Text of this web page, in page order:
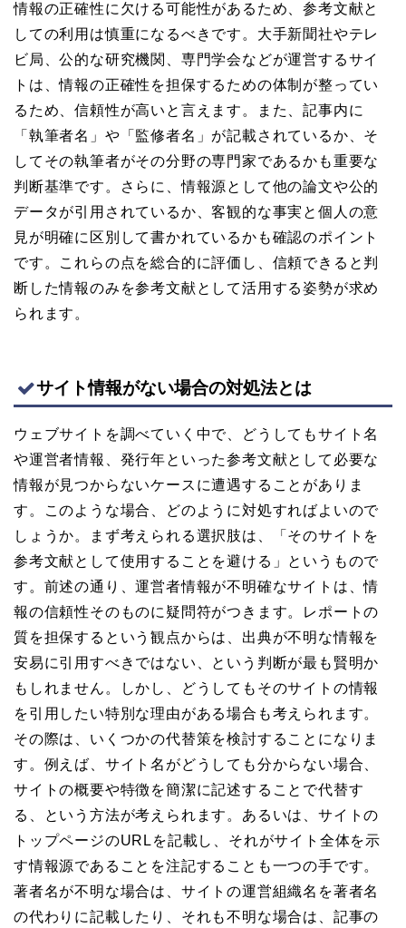
情報の正確性に欠ける可能性があるため、参考文献と
しての利用は慎重になるべきです。大手新聞社やテレ
ビ局、公的な研究機関、専門学会などが運営するサイ
トは、情報の正確性を担保するための体制が整ってい
るため、信頼性が高いと言えます。また、記事内に
「執筆者名」や「監修者名」が記載されているか、そ
してその執筆者がその分野の専門家であるかも重要な
判断基準です。さらに、情報源として他の論文や公的
データが引用されているか、客観的な事実と個人の意
見が明確に区別して書かれているかも確認のポイント
です。これらの点を総合的に評価し、信頼できると判
断した情報のみを参考文献として活用する姿勢が求め
られます。
サイト情報がない場合の対処法とは
ウェブサイトを調べていく中で、どうしてもサイト名
や運営者情報、発行年といった参考文献として必要な
情報が見つからないケースに遭遇することがありま
す。このような場合、どのように対処すればよいので
しょうか。まず考えられる選択肢は、「そのサイトを
参考文献として使用することを避ける」というもので
す。前述の通り、運営者情報が不明確なサイトは、情
報の信頼性そのものに疑問符がつきます。レポートの
質を担保するという観点からは、出典が不明な情報を
安易に引用すべきではない、という判断が最も賢明か
もしれません。しかし、どうしてもそのサイトの情報
を引用したい特別な理由がある場合も考えられます。
その際は、いくつかの代替策を検討することになりま
す。例えば、サイト名がどうしても分からない場合、
サイトの概要や特徴を簡潔に記述することで代替す
る、という方法が考えられます。あるいは、サイトの
トップページのURLを記載し、それがサイト全体を示
す情報源であることを注記することも一つの手です。
著者名が不明な場合は、サイトの運営組織名を著者名
の代わりに記載したり、それも不明な場合は、記事の